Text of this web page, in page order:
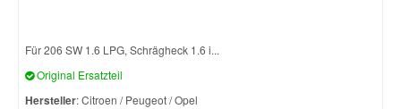
Für 206 SW 1.6 LPG, Schrägheck 1.6 i...
Original Ersatzteil
Hersteller: Citroen / Peugeot / Opel